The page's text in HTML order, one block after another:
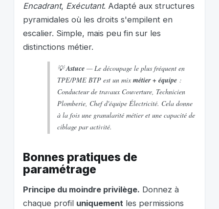
Encadrant, Exécutant. Adapté aux structures
pyramidales où les droits s'empilent en
escalier. Simple, mais peu fin sur les
distinctions métier.
💡Astuce — Le découpage le plus fréquent en
TPE/PME BTP est un mix métier + équipe :
Conducteur de travaux Couverture Technicien
Plomberie Chef d'équipe Électricité. Cela donne
à la fois une granularité métier et une capacité de
ciblage par activité.
Bonnes pratiques de
paramétrage
Principe du moindre privilège. Donnez à
chaque profil uniquement les permissions